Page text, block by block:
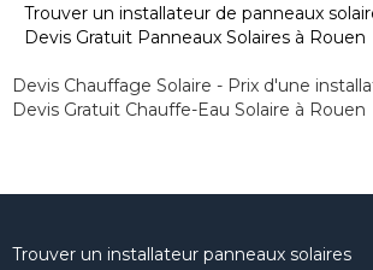
Trouver un installateur de panneaux
Devis Gratuit Panneaux Solaires à Rouen
Devis Chauffage Solaire - Prix d'une
Devis Gratuit Chauffe-Eau Solaire à Rouen
Trouver un installateur panneaux solaires